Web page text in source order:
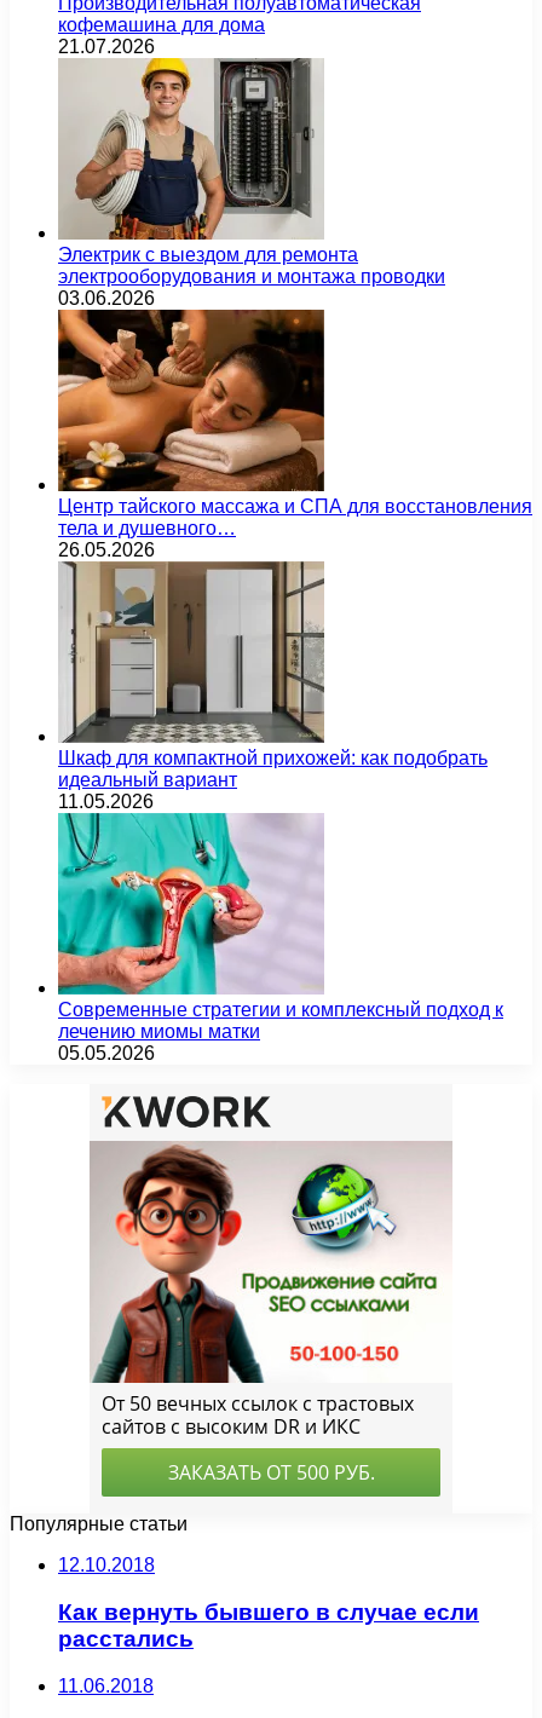
кофемашина для дома
21.07.2026
Электрик с выездом для ремонта
электрооборудования и монтажа проводки
03.06.2026
Центр тайского массажа и СПА для восстановления
тела и душевного…
26.05.2026
Шкаф для компактной прихожей: как подобрать
идеальный вариант
11.05.2026
Современные стратегии и комплексный подход к
лечению миомы матки
05.05.2026
Популярные статьи
12.10.2018
Как вернуть бывшего в случае если
расстались
11.06.2018